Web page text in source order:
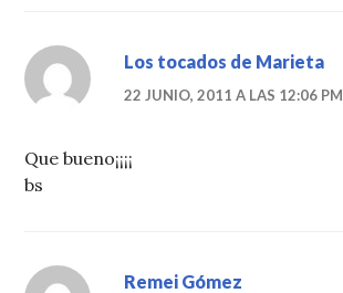
Los tocados de Marieta
22 JUNIO, 2011 A LAS 12:06 PM
Que bueno¡¡¡¡
bs
Remei Gómez